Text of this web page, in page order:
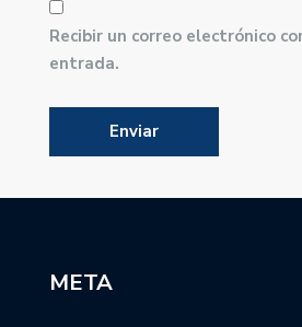
Recibir un correo electrónico
entrada.
META